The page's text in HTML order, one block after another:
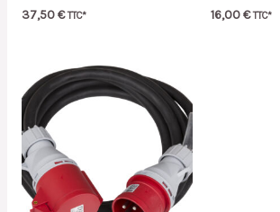
37,50€ TTC* 16,00€ TTC*